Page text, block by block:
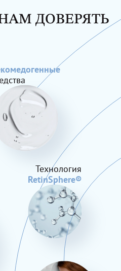
ДОВЕРЯТЬ
Технология
RetinSphere®